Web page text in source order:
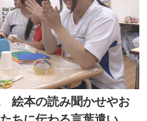
絵本の読み聞かせやお